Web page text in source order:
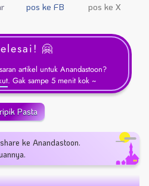
pos ke FB pos ke X
🤗
artikel untuk Anandastoon?
. Gak sampe 5 menit kok ~
Pasta
ke Anandastoon.